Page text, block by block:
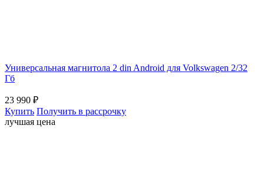
Универсальная магнитола 2 din Android для Volkswagen 2/32
Гб
23 990 ₽
Купить Получить в рассрочку
лучшая цена